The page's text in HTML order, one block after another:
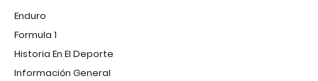
Enduro
Formula 1
Historia En El Deporte
Información General